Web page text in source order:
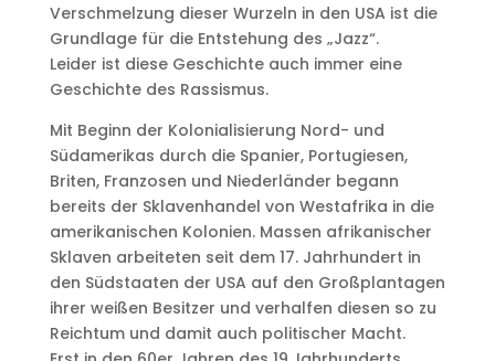
Verschmelzung dieser Wurzeln in den USA ist die
Grundlage für die Entstehung des „Jazz“.
Leider ist diese Geschichte auch immer eine
Geschichte des Rassismus.
Mit Beginn der Kolonialisierung Nord- und
Südamerikas durch die Spanier, Portugiesen,
Briten, Franzosen und Niederländer begann
bereits der Sklavenhandel von Westafrika in die
amerikanischen Kolonien. Massen afrikanischer
Sklaven arbeiteten seit dem 17. Jahrhundert in
den Südstaaten der USA auf den Großplantagen
ihrer weißen Besitzer und verhalfen diesen so zu
Reichtum und damit auch politischer Macht.